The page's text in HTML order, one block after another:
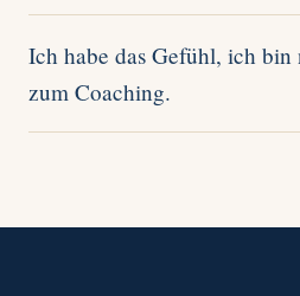
Ich habe das Gefühl, ich
zum Coaching.